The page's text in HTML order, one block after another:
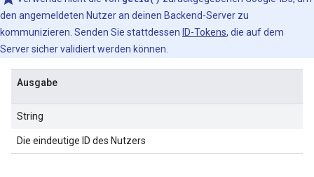
den angemeldeten Nutzer an deinen Backend-Server zu
kommunizieren. Senden Sie stattdessen ID-Tokens, die auf dem
Server sicher validiert werden können.
Ausgabe
String
Die eindeutige ID des Nutzers